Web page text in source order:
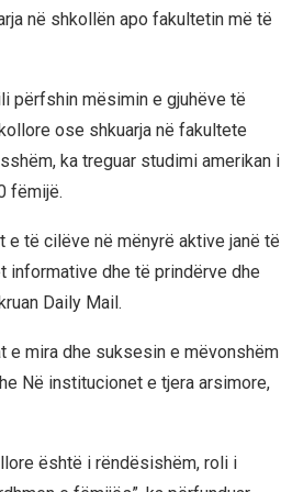
në shkollën apo fakultetin më të
përfshin mësimin e gjuhëve të
ose shkuarja në fakultete
ka treguar studimi amerikan i
fëmijë.
të cilëve në mënyrë aktive janë të
informative dhe të prindërve dhe
Daily Mail.
e mira dhe suksesin e mëvonshëm
Në institucionet e tjera arsimore,
është i rëndësishëm, roli i